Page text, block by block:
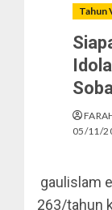
Tahun
05/11/
gaulislam
263/tahun